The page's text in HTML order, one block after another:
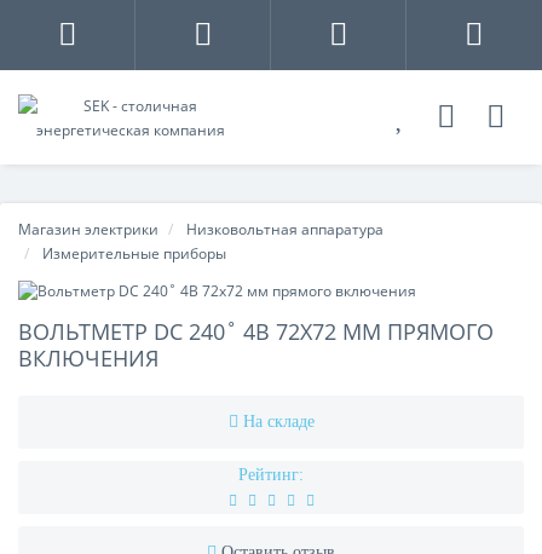
Магазин электрики
Низковольтная аппаратура
Измерительные приборы
ВОЛЬТМЕТР DC 240˚ 4В 72X72 ММ ПРЯМОГО
ВКЛЮЧЕНИЯ
На складе
Рейтинг: